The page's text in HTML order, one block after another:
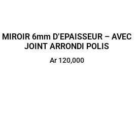
MIROIR 6mm D’EPAISSEUR – AVEC
JOINT ARRONDI POLIS
Ar120,000